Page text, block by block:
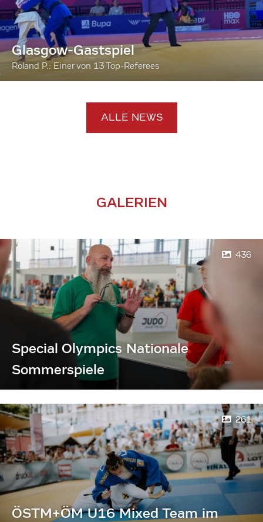
Glasgow-Gastspiel
Roland P.: Einer von 13 Top-Referees
ALLE NEWS
GALERIEN
436
Special Olympics Nationale
Sommerspiele
261
ÖSTM+ÖM U16 Mixed Team im